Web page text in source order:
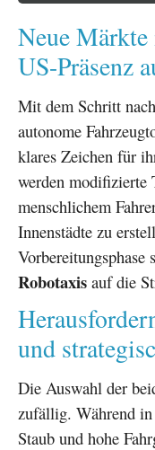
Neue
US-Präsenz
Mit dem Schritt nach
autonome
klares Zeichen für
werden modifizierte
menschlichem
Innenstädte zu
Vorbereitungsphase
Robotaxis auf die
und
Die Auswahl der
zufällig. Während in
Staub und hohe